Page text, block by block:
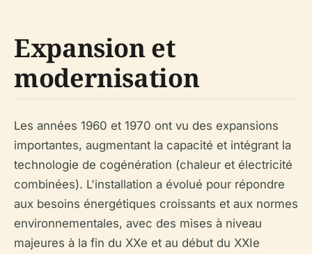
Expansion et
modernisation
Les années 1960 et 1970 ont vu des expansions
importantes, augmentant la capacité et intégrant la
technologie de cogénération (chaleur et électricité
combinées). L'installation a évolué pour répondre
aux besoins énergétiques croissants et aux normes
environnementales, avec des mises à niveau
majeures à la fin du XXe et au début du XXIe